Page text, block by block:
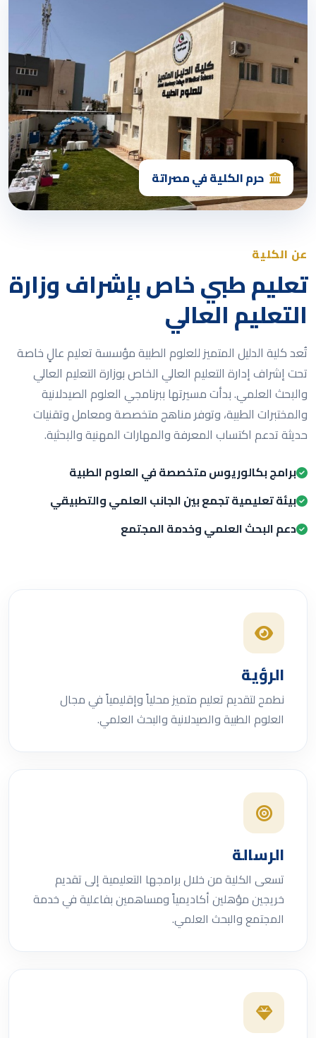
حرم الكلية في مصراتة
عن الكلية
تعليم طبي خاص بإشراف وزارة
التعليم العالي
تُعد كلية الدليل المتميز للعلوم الطبية مؤسسة تعليم عالٍ خاصة
تحت إشراف إدارة التعليم العالي الخاص بوزارة التعليم العالي
والبحث العلمي. بدأت مسيرتها ببرنامجي العلوم الصيدلانية
والمختبرات الطبية، وتوفر مناهج متخصصة ومعامل وتقنيات
حديثة تدعم اكتساب المعرفة والمهارات المهنية والبحثية.
برامج بكالوريوس متخصصة في العلوم الطبية
بيئة تعليمية تجمع بين الجانب العلمي والتطبيقي
دعم البحث العلمي وخدمة المجتمع
الرؤية
نطمح لتقديم تعليم متميز محلياً وإقليمياً في مجال
العلوم الطبية والصيدلانية والبحث العلمي.
الرسالة
تسعى الكلية من خلال برامجها التعليمية إلى تقديم
خريجين مؤهلين أكاديمياً ومساهمين بفاعلية في خدمة
المجتمع والبحث العلمي.